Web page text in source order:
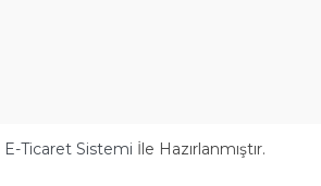
E-Ticaret Sistemi İle Hazırlanmıştır.